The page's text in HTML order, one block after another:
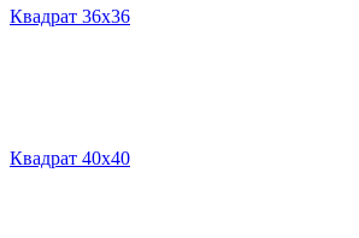
Квадрат 36х36
Квадрат 40х40